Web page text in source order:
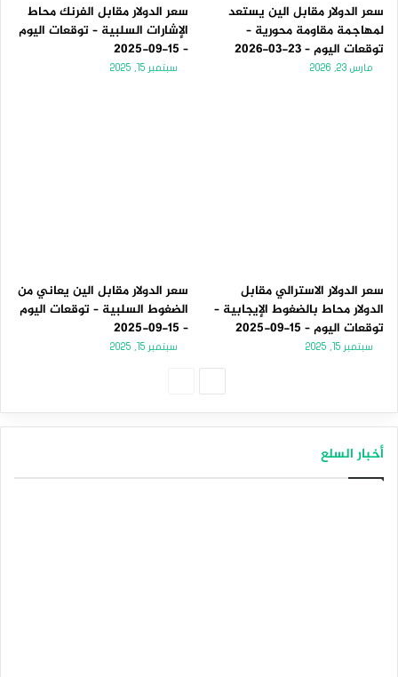
سعر الدولار مقابل الين يستعد
لمهاجمة مقاومة محورية –
توقعات اليوم – 23-03-2026
مارس 23, 2026
سعر الدولار مقابل الفرنك محاط
الإشارات السلبية – توقعات اليوم
– 15-09-2025
سبتمبر 15, 2025
سعر الدولار الاسترالي مقابل
الدولار محاط بالضغوط الإيجابية –
توقعات اليوم – 15-09-2025
سبتمبر 15, 2025
سعر الدولار مقابل الين يعاني من
الضغوط السلبية – توقعات اليوم
– 15-09-2025
سبتمبر 15, 2025
أخبار السلع